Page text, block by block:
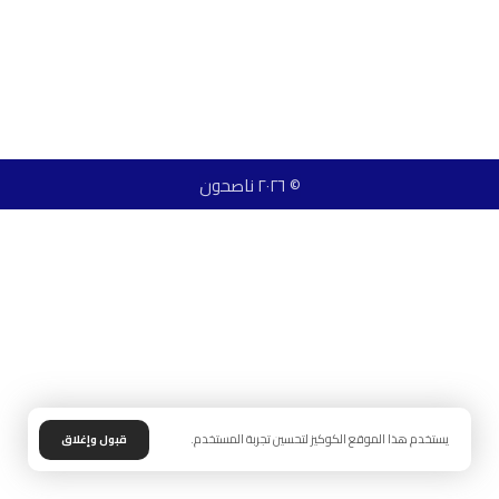
© ٢٠٢٦ ناصحون
يستخدم هذا الموقع الكوكيز لتحسين تجربة المستخدم. قبول وإغلاق